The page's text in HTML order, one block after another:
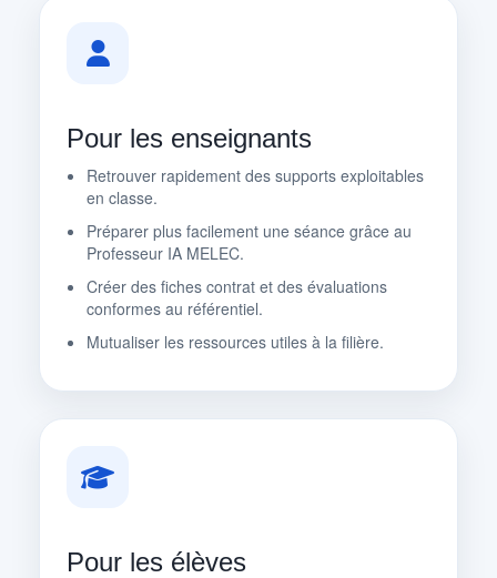
Pour les enseignants
Retrouver rapidement des supports exploitables
en classe.
Préparer plus facilement une séance grâce au
Professeur IA MELEC.
Créer des fiches contrat et des évaluations
conformes au référentiel.
Mutualiser les ressources utiles à la filière.
Pour les élèves